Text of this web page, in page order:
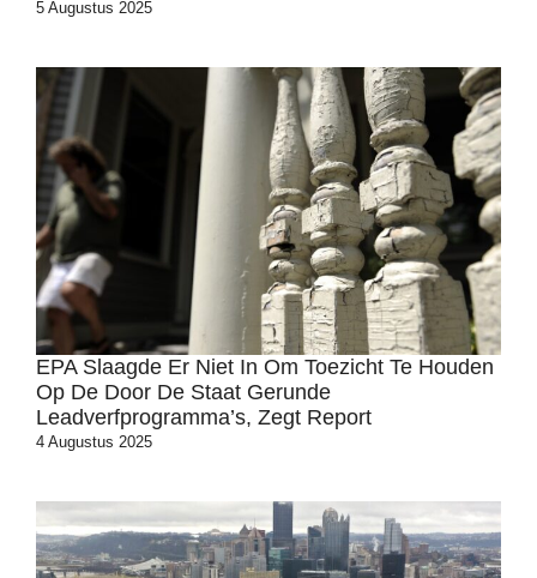
5 Augustus 2025
EPA Slaagde Er Niet In Om Toezicht Te Houden
Op De Door De Staat Gerunde
Leadverfprogramma’s, Zegt Report
4 Augustus 2025